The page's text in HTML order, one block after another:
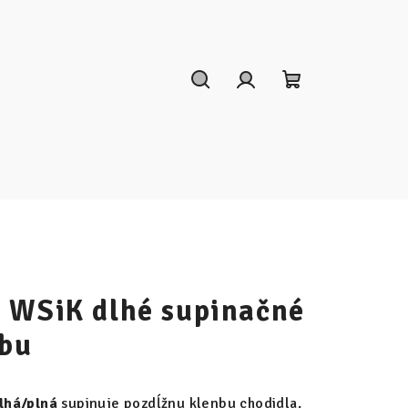
dlhé supinačné
plná supinuje pozdĺžnu klenbu chodidla.